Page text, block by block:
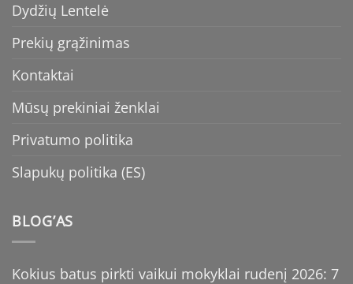
Dydžių Lentelė
Prekių grąžinimas
Kontaktai
Mūsų prekiniai ženklai
Privatumo politika
Slapukų politika (ES)
BLOG’AS
Kokius batus pirkti vaikui mokyklai rudenį 2026: 7